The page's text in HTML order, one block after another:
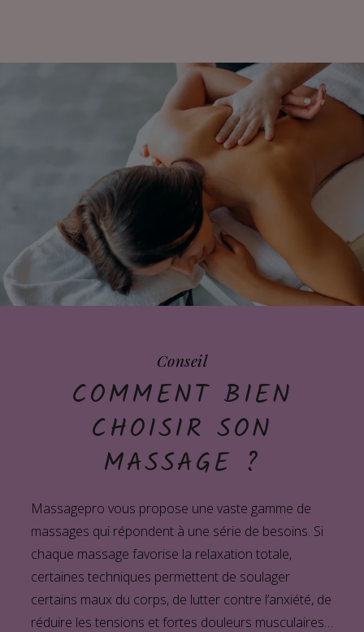
Conseil
COMMENT BIEN
CHOISIR SON
MASSAGE ?
Massagepro vous propose une vaste gamme de
massages qui répondent à une série de besoins. Si
chaque massage favorise la relaxation totale,
certaines techniques permettent de soulager
certains maux du corps, de lutter contre l’anxiété, de
réduire les tensions et fortes douleurs musculaires…